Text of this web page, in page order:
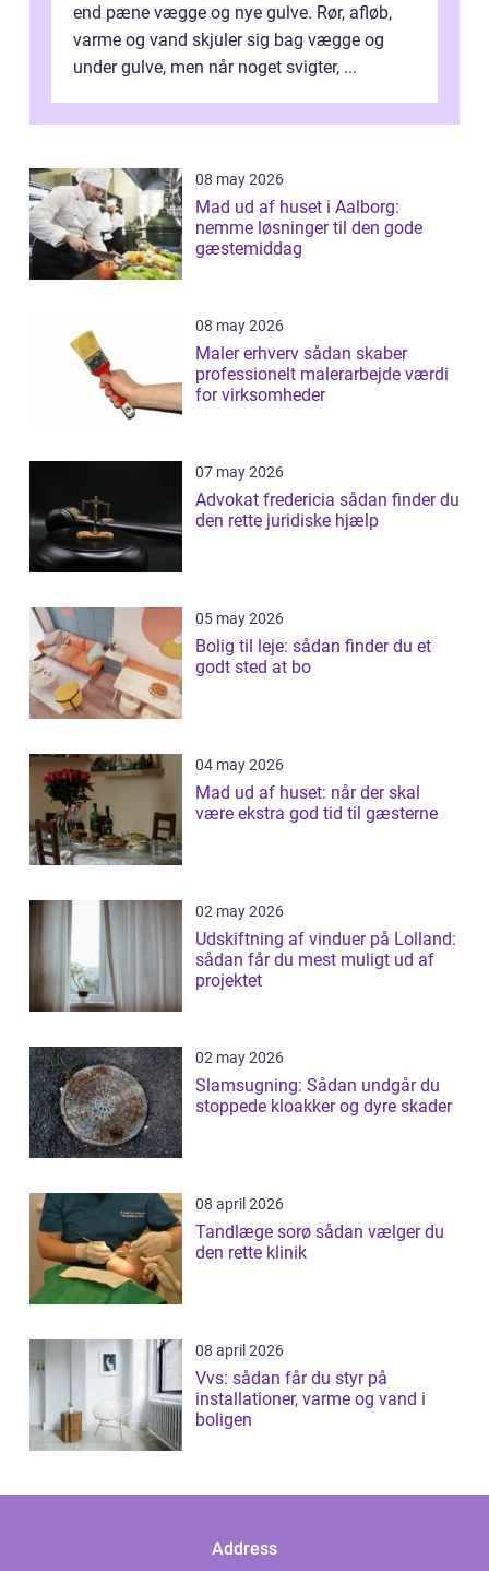
end pæne vægge og nye gulve. Rør, afløb,
varme og vand skjuler sig bag vægge og
under gulve, men når noget svigter, ...
08 may 2026
Mad ud af huset i Aalborg:
nemme løsninger til den gode
gæstemiddag
08 may 2026
Maler erhverv sådan skaber
professionelt malerarbejde værdi
for virksomheder
07 may 2026
Advokat fredericia sådan finder du
den rette juridiske hjælp
05 may 2026
Bolig til leje: sådan finder du et
godt sted at bo
04 may 2026
Mad ud af huset: når der skal
være ekstra god tid til gæsterne
02 may 2026
Udskiftning af vinduer på Lolland:
sådan får du mest muligt ud af
projektet
02 may 2026
Slamsugning: Sådan undgår du
stoppede kloakker og dyre skader
08 april 2026
Tandlæge sorø sådan vælger du
den rette klinik
08 april 2026
Vvs: sådan får du styr på
installationer, varme og vand i
boligen
Address